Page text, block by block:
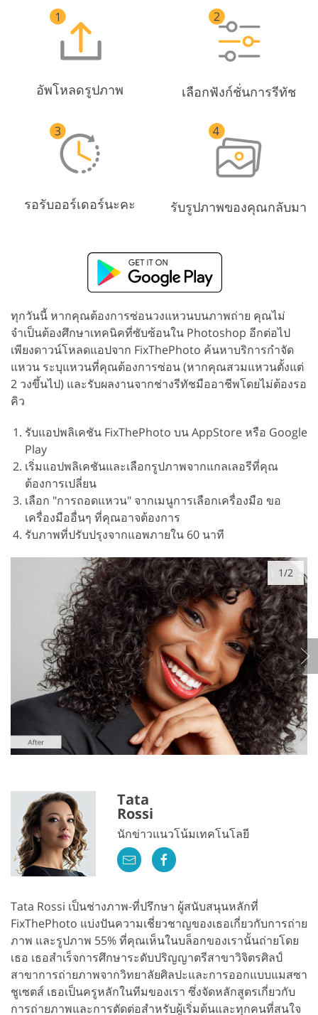
อัพโหลดรูปภาพ เลือกฟังก์ชั่นการรีทัช
รอรับออร์เดอร์นะคะ รับรูปภาพของคุณกลับมา
ทุกวันนี้ หากคุณต้องการซ่อนวงแหวนบนภาพถ่าย คุณไม่
จำเป็นต้องศึกษาเทคนิคที่ซับซ้อนใน Photoshop อีกต่อไป
เพียงดาวน์โหลดแอปจาก FixThePhoto ค้นหาบริการกำจัด
แหวน ระบุแหวนที่คุณต้องการซ่อน (หากคุณสวมแหวนตั้งแต่
2 วงขึ้นไป) และรับผลงานจากช่างรีทัชมืออาชีพโดยไม่ต้องรอ
คิว
รับแอปพลิเคชัน FixThePhoto บน AppStore หรือ Google
Play
เริ่มแอปพลิเคชันและเลือกรูปภาพจากแกลเลอรีที่คุณ
ต้องการเปลี่ยน
เลือก "การถอดแหวน" จากเมนูการเลือกเครื่องมือ ขอ
เครื่องมืออื่นๆ ที่คุณอาจต้องการ
รับภาพที่ปรับปรุงจากแอพภายใน 60 นาที
1/2
Tata
Rossi
นักข่าวแนวโน้มเทคโนโลยี
Tata Rossi เป็นช่างภาพ-ที่ปรึกษา ผู้สนับสนุนหลักที่
FixThePhoto แบ่งปันความเชี่ยวชาญของเธอเกี่ยวกับการถ่าย
ภาพ และรูปภาพ 55% ที่คุณเห็นในบล็อกของเรานั้นถ่ายโดย
เธอ เธอสำเร็จการศึกษาระดับปริญญาตรีสาขาวิจิตรศิลป์
สาขาการถ่ายภาพจากวิทยาลัยศิลปะและการออกแบบแมสซา
ชูเซตส์ เธอเป็นครูหลักในทีมของเรา ซึ่งจัดหลักสูตรเกี่ยวกับ
การถ่ายภาพและการตัดต่อสำหรับผู้เริ่มต้นและทุกคนที่สนใจ